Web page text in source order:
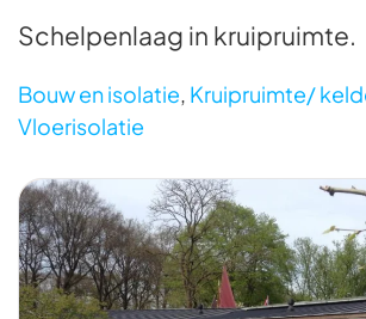
Schelpenlaag in kruipruimte.
Bouw en isolatie, Kruipruimte/
Vloerisolatie